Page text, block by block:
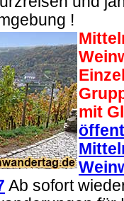
!
mit
Ab sofort